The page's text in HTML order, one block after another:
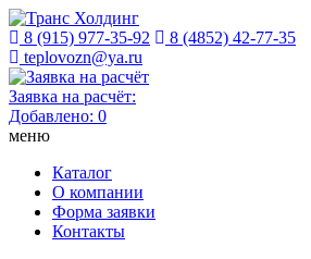
8 (915) 977-35-92
8 (4852) 42-77-35
teplovozn@ya.ru
Заявка на расчёт:
Добавлено: 0
меню
Каталог
О компании
Форма заявки
Контакты